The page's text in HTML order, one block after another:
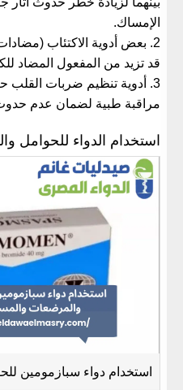
الإمساك.
بعض أدوية الاكتئاب (مضادات
قد تزيد من المفعول المضاد
أدوية تنظيم ضربات القلب
مراقبة طبية لضمان عدم
استخدام الدواء للحوامل
استخدام دواء سبازمومين